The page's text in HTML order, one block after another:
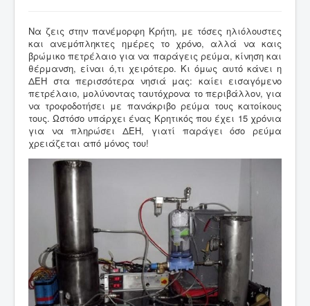
Να ζεις στην πανέμορφη Κρήτη, με τόσες ηλιόλουστες
και ανεμόπληκτες ημέρες το χρόνο, αλλά να καις
βρώμικο πετρέλαιο για να παράγεις ρεύμα, κίνηση και
θέρμανση, είναι ό,τι χειρότερο. Κι όμως αυτό κάνει η
ΔΕΗ στα περισσότερα νησιά μας: καίει εισαγόμενο
πετρέλαιο, μολύνοντας ταυτόχρονα το περιβάλλον, για
να τροφοδοτήσει με πανάκριβο ρεύμα τους κατοίκους
τους. Ωστόσο υπάρχει ένας Κρητικός που έχει 15 χρόνια
για να πληρώσει ΔΕΗ, γιατί παράγει όσο ρεύμα
χρειάζεται από μόνος του!